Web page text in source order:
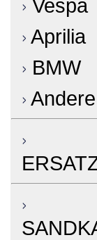
Vespa
Aprilia
BMW
Andere